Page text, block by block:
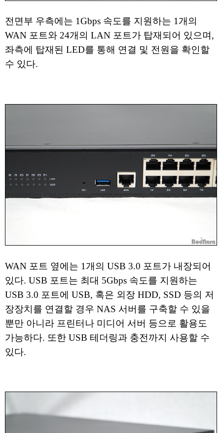
전면부 우측에는 1Gbps 속도를 지원하는 1개의
WAN 포트와 24개의 LAN 포트가 탑재되어 있으며,
좌측에 탑재된 LED를 통해 연결 및 전원을 확인할
수 있다.
WAN 포트 옆에는 1개의 USB 3.0 포트가 내장되어
있다. USB 포트는 최대 5Gbps 속도를 지원하는
USB 3.0 포트에 USB, 혹은 외장 HDD, SSD 등의 저
장장치를 연결할 경우 NAS 서버를 구축할 수 있을
뿐만 아니라 프린터나 미디어 서버 등으로 활용도
가능하다. 또한 USB 테더링과 충전까지 사용할 수
있다.